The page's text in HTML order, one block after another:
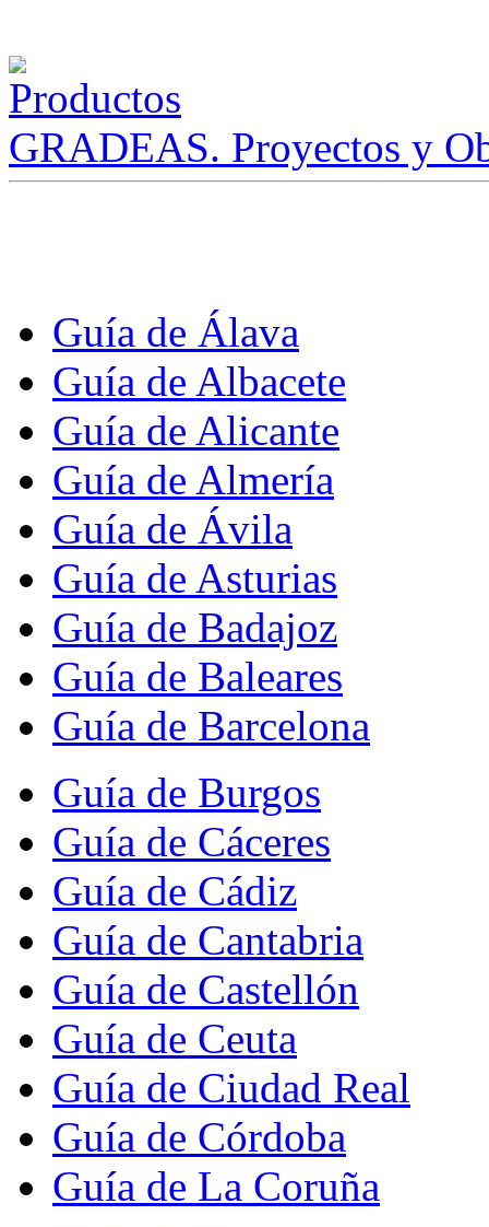
GRADEAS. Proyectos y
Guía de Álava
Guía de Albacete
Guía de Alicante
Guía de Almería
Guía de Ávila
Guía de Asturias
Guía de Badajoz
Guía de Baleares
Guía de Barcelona
Guía de Burgos
Guía de Cáceres
Guía de Cádiz
Guía de Cantabria
Guía de Castellón
Guía de Ceuta
Guía de Ciudad Real
Guía de Córdoba
Guía de La Coruña